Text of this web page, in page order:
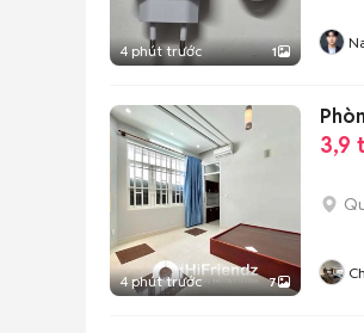
4 phút trước 1
4 phút trước 7
3,9